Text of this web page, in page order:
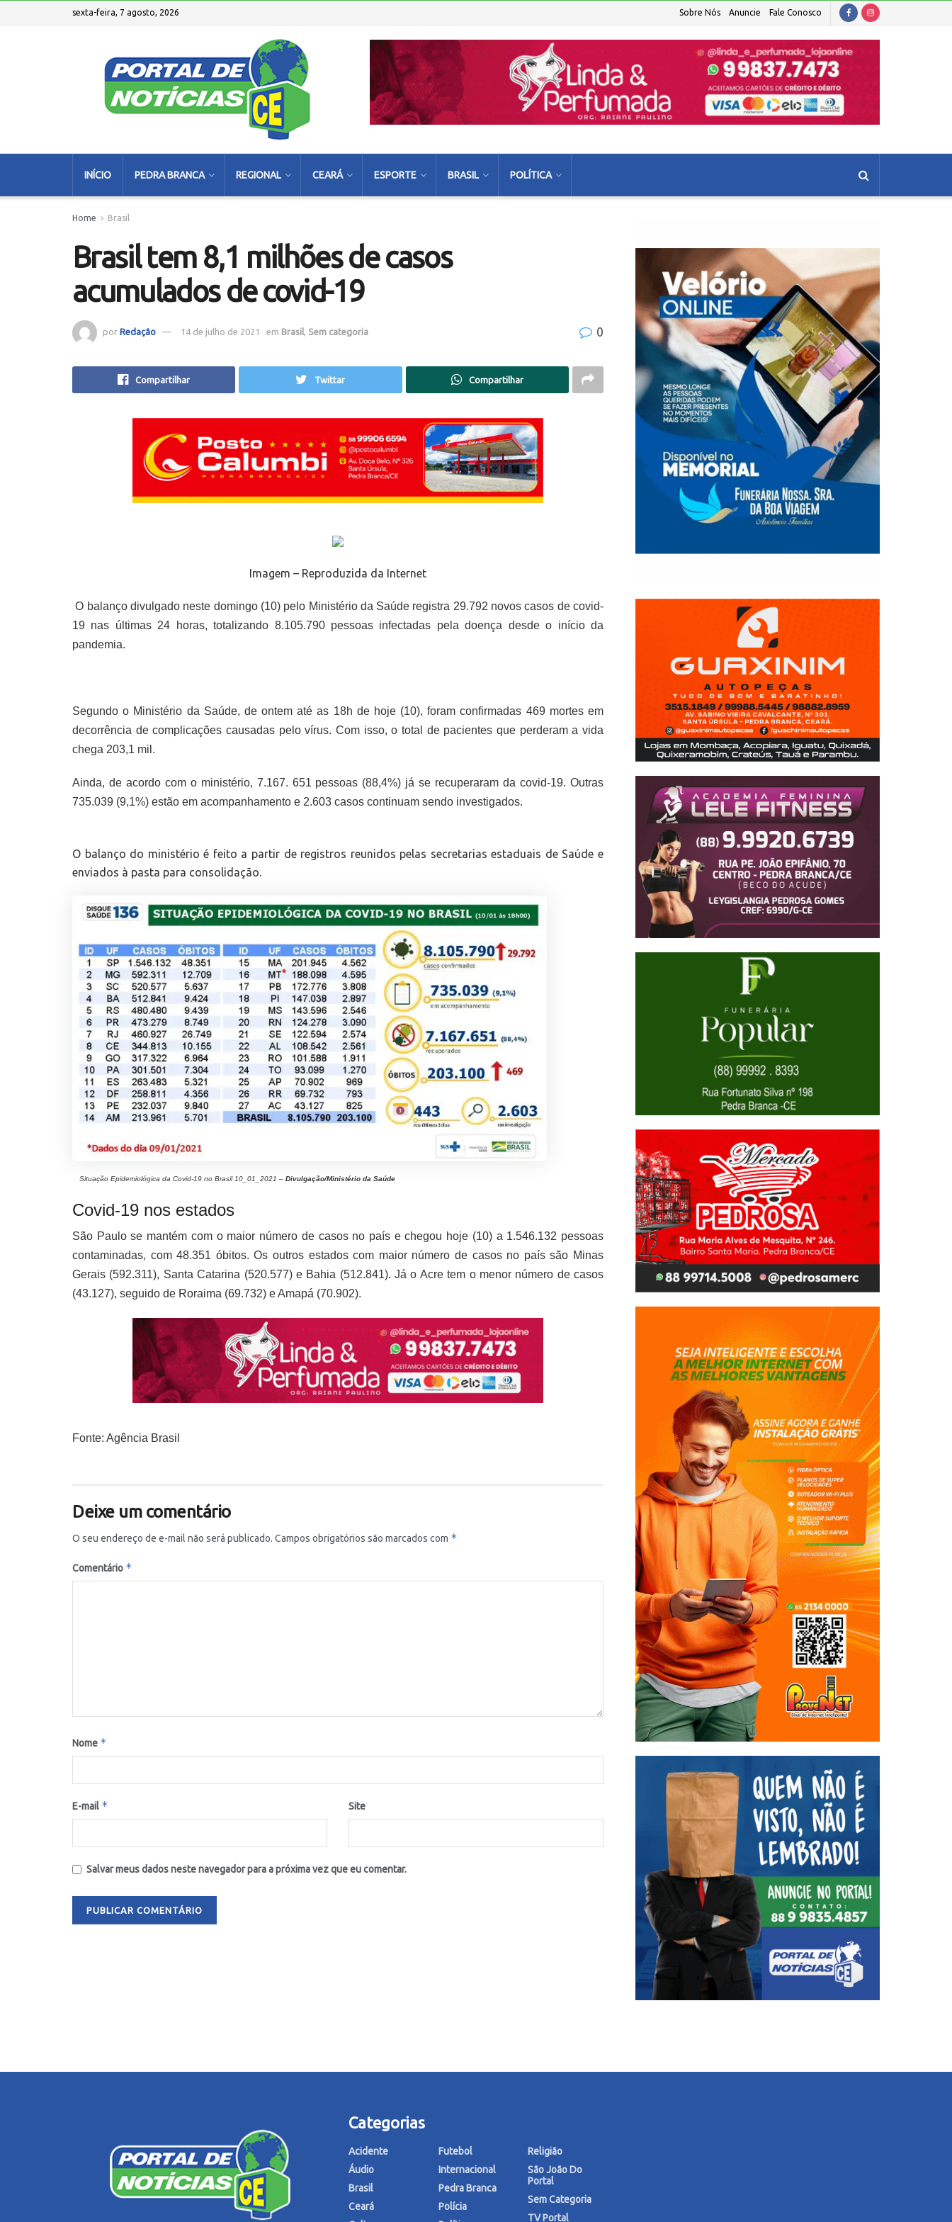
sexta-feira, 7 agosto, 2026 Sobre Nós Anuncie Fale Conosco
INÍCIO PEDRA BRANCA REGIONAL CEARÁ ESPORTE BRASIL POLÍTICA
Home Brasil
Brasil tem 8,1 milhões de casos
acumulados de covid-19
por Redação 14 de julho de 2021 em Brasil Sem categoria 0
Compartilhar Twittar Compartilhar
Imagem – Reproduzida da Internet
O balanço divulgado neste domingo (10) pelo Ministério da Saúde registra 29.792 novos casos de covid-
19 nas últimas 24 horas, totalizando 8.105.790 pessoas infectadas pela doença desde o início da
pandemia.
Segundo o Ministério da Saúde, de ontem até as 18h de hoje (10), foram confirmadas 469 mortes em
decorrência de complicações causadas pelo vírus. Com isso, o total de pacientes que perderam a vida
chega 203,1 mil.
Ainda, de acordo com o ministério, 7.167. 651 pessoas (88,4%) já se recuperaram da covid-19. Outras
735.039 (9,1%) estão em acompanhamento e 2.603 casos continuam sendo investigados.
O balanço do ministério é feito a partir de registros reunidos pelas secretarias estaduais de Saúde e
enviados à pasta para consolidação.
Situação Epidemiológica da Covid-19 no Brasil 10_01_2021 – Divulgação/Ministério da Saúde
Covid-19 nos estados
São Paulo se mantém com o maior número de casos no país e chegou hoje (10) a 1.546.132 pessoas
contaminadas, com 48.351 óbitos. Os outros estados com maior número de casos no país são Minas
Gerais (592.311), Santa Catarina (520.577) e Bahia (512.841). Já o Acre tem o menor número de casos
(43.127), seguido de Roraima (69.732) e Amapá (70.902).
Fonte: Agência Brasil
Deixe um comentário
O seu endereço de e-mail não será publicado. Campos obrigatórios são marcados com *
Comentário *
Nome *
E-mail * Site
Salvar meus dados neste navegador para a próxima vez que eu comentar.
Categorias
Acidente
Áudio
Brasil
Ceará
Futebol
Internacional
Pedra Branca
Polícia
Religião
São João Do
Portal
Sem Categoria
TV Portal